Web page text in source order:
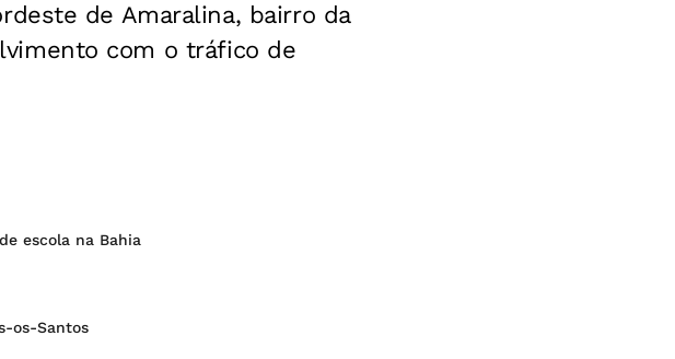
de Amaralina, bairro da
com o tráfico de
escola na Bahia
os-Santos